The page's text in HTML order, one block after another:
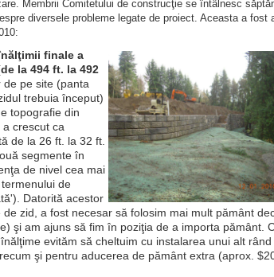
Membrii Comitetului de construcţie se întâlnesc
diversele probleme legate de proiect. Aceasta a fost
finale a
la 494 ft. la 492
pe site (panta
trebuia început)
topografie din
crescut ca
de la 26 ft. la 32 ft.
segmente în
de nivel cea mai
de
Datorită acestor
zid, a fost necesar să folosim mai mult pământ
şi am ajuns să fim în poziţia de a importa pământ.
evităm să cheltuim cu instalarea unui alt rând
şi pentru aducerea de pământ extra (aprox.